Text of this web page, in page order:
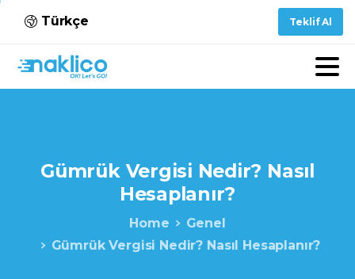
Türkçe Teklif Al
Gümrük Vergisi Nedir? Nasıl
Hesaplanır?
Home
Genel
Gümrük Vergisi Nedir? Nasıl Hesaplanır?